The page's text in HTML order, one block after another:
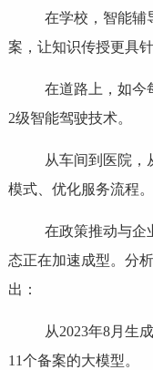
在学校，智能辅导
案，让知识传授更具针
在道路上，如今每
2级智能驾驶技术。
从车间到医院，从
模式、优化服务流程。
在政策推动与企业
态正在加速成型。分
出：
从2023年8月生成
11个备案的大模型。